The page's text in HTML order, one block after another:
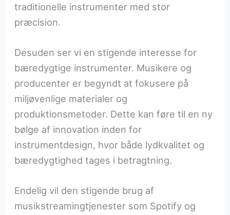
traditionelle instrumenter med stor
præcision.
Desuden ser vi en stigende interesse for
bæredygtige instrumenter. Musikere og
producenter er begyndt at fokusere på
miljøvenlige materialer og
produktionsmetoder. Dette kan føre til en ny
bølge af innovation inden for
instrumentdesign, hvor både lydkvalitet og
bæredygtighed tages i betragtning.
Endelig vil den stigende brug af
musikstreamingtjenester som Spotify og